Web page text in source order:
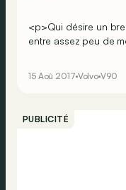
<p>Qui désire un
entre assez peu de
ce critère&nbsp;: la V90
15 Aoû 2017 Volvo V90
PUBLICITÉ